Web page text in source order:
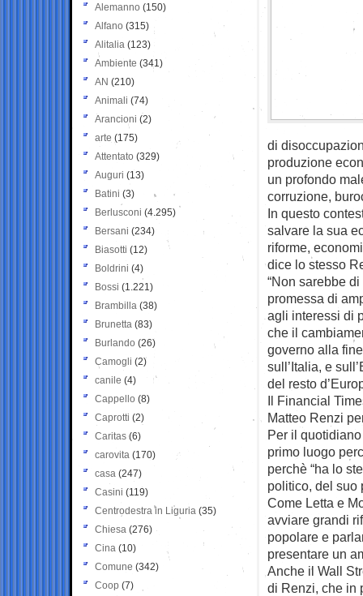
di
produzione
un profondo
corruzione,
In questo
salvare la sua
riforme,
dice lo stesso
“Non sarebbe
promessa di
agli interessi di
che il
governo alla
sull’Italia, e
del resto
Il Financial
Matteo Renzi
Per il
primo luogo
perchè “ha lo
politico, del suo
Come Letta e
avviare grandi
popolare e
presentare un
Anche il Wall
di Renzi, che in
Alemanno (150)
Alfano (315)
Alitalia (123)
Ambiente (341)
AN (210)
Animali (74)
Arancioni (2)
arte (175)
Attentato (329)
Auguri (13)
Batini (3)
Berlusconi (4.295)
Bersani (234)
Biasotti (12)
Boldrini (4)
Bossi (1.221)
Brambilla (38)
Brunetta (83)
Burlando (26)
Camogli (2)
canile (4)
Cappello (8)
Caprotti (2)
Caritas (6)
carovita (170)
casa (247)
Casini (119)
Centrodestra in Liguria (35)
Chiesa (276)
Cina (10)
Comune (342)
Coop (7)